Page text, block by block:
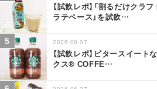
【試飲レポ】「割るだけクラ
ラテベース」を試飲…
2026.08.07
【試飲レポ】ビタースイート
クス® COFFE…